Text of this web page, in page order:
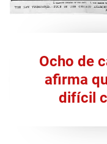
Ocho de
afirma
difícil